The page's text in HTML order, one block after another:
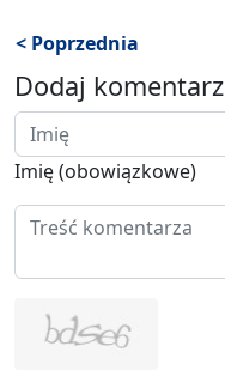
< Poprzednia
Dodaj komentarz
Imię (obowiązkowe)